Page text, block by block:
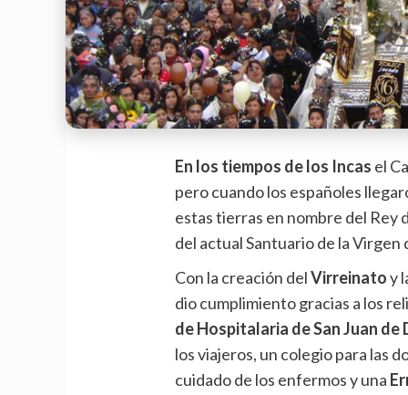
En los tiempos de los Incas el
pero cuando los españoles
estas tierras en nombre del Rey
del actual Santuario de la Virgen
Con la creación delVirreinatoy
dio cumplimiento gracias a los
de Hospitalaria de San Juan de
los viajeros, un colegio para las
cuidado de los enfermos y una